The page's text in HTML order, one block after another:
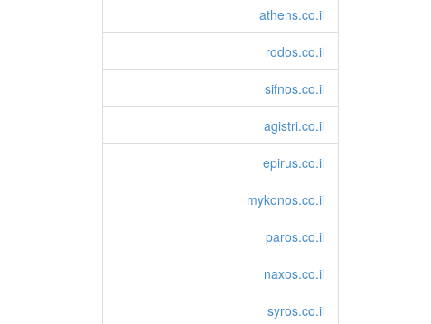
athens.co.il
rodos.co.il
sifnos.co.il
agistri.co.il
epirus.co.il
mykonos.co.il
paros.co.il
naxos.co.il
syros.co.il